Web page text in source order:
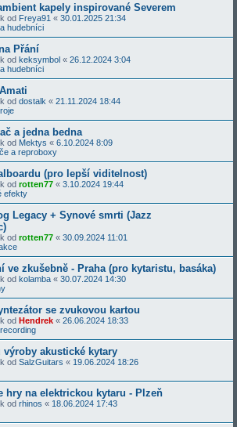
kapely inspirované Severem
od Freya91 « 30.01.2025 21:34
hudebníci
Přání
od keksymbol « 26.12.2024 3:04
hudebníci
od dostalk « 21.11.2024 18:44
a jedna bedna
od Mektys « 6.10.2024 8:09
a reproboxy
(pro lepší viditelnost)
od rotten77 « 3.10.2024 19:44
efekty
Legacy + Synové smrti (Jazz
od rotten77 « 30.09.2024 11:01
ve zkušebně - Praha (pro kytaristu, basáka)
od kolamba « 30.07.2024 14:30
se zvukovou kartou
od Hendrek « 26.06.2024 18:33
výroby akustické kytary
od SalzGuitars « 19.06.2024 18:26
hry na elektrickou kytaru - Plzeň
od rhinos « 18.06.2024 17:43